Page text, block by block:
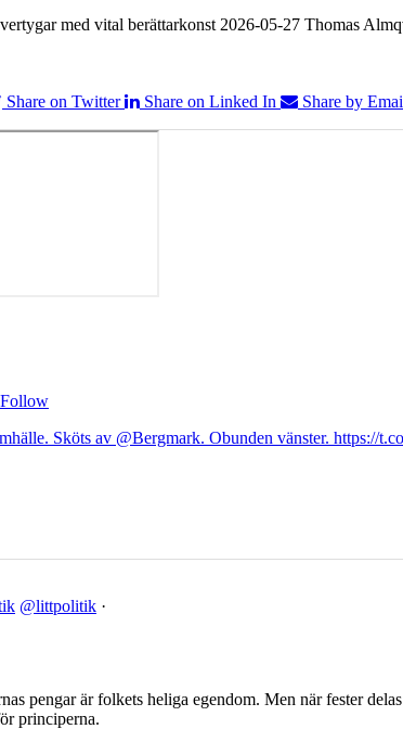
med vital berättarkonst 2026-05-27 Thomas
Share on Twitter Share on Linked In Share by
Follow
Sköts av @Bergmark. Obunden vänster. https://
@littpolitik ·
pengar är folkets heliga egendom. Men när fester
principerna.